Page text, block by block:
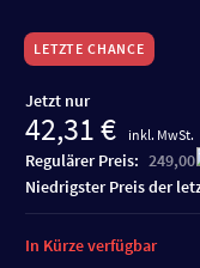
LETZTE CHANCE
Jetzt nur
42,31 € inkl. MwSt.
Regulärer Preis: 249,00
niedrigster Preis der
In Kürze verfügbar